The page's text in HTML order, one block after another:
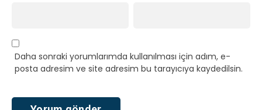
Daha sonraki yorumlarımda kullanılması için adım, e-
posta adresim ve site adresim bu tarayıcıya kaydedilsin.